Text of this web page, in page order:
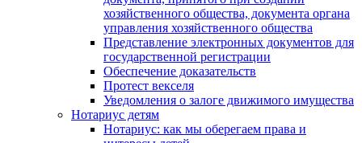
хозяйственного общества, документа органа
управления хозяйственного общества
Представление электронных документов для
государственной регистрации
Обеспечение доказательств
Протест векселя
Уведомления о залоге движимого имущества
Нотариус детям
Нотариус: как мы оберегаем права и